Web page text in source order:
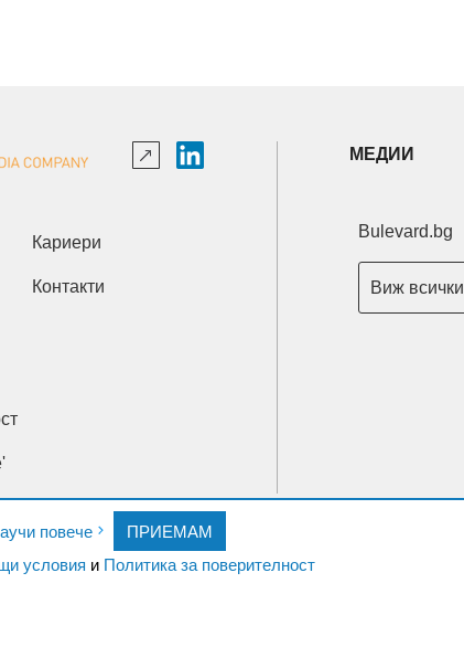
повече
ПРИЕМАМ
условия и Политика за поверителност
Кариери
Контакти
МЕДИИ
Bulevard.bg
Виж всички
Copyright © 2026 Ксениум ООД. Всички права запазени.
XeniumCompany.com